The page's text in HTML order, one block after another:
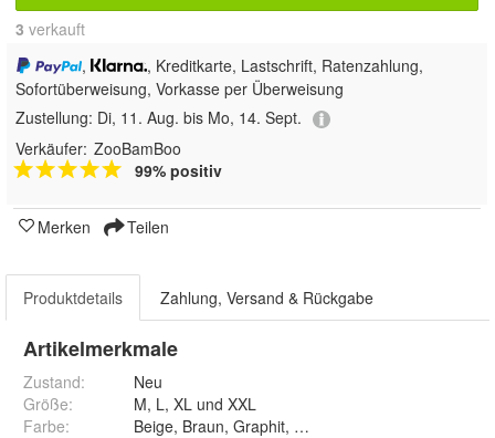
3 verkauft
,
, Kreditkarte, Lastschrift, Ratenzahlung,
Sofortüberweisung, Vorkasse per Überweisung
Zustellung: Di, 11. Aug. bis Mo, 14. Sept.
Verkäufer: ZooBamBoo
99% positiv
Merken Teilen
Produktdetails Zahlung, Versand & Rückgabe
Artikelmerkmale
Zustand:
Neu
Größe:
M, L, XL und XXL
Farbe: